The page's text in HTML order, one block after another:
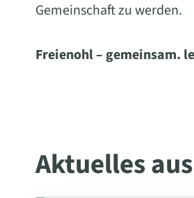
Gemeinschaft zu werden.
Freienohl – gemeinsam.
Aktuelles